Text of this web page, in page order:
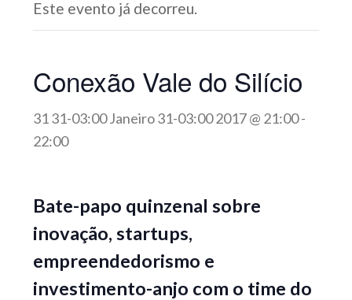
Este evento já decorreu.
Conexão Vale do Silício
31 31-03:00 Janeiro 31-03:00 2017 @ 21:00-
22:00
Bate-papo quinzenal sobre
inovação, startups,
empreendedorismo e
investimento-anjo com o time do